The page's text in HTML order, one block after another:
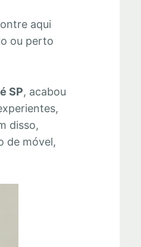
aqui
ou perto
SP, acabou
disso,
de móvel,